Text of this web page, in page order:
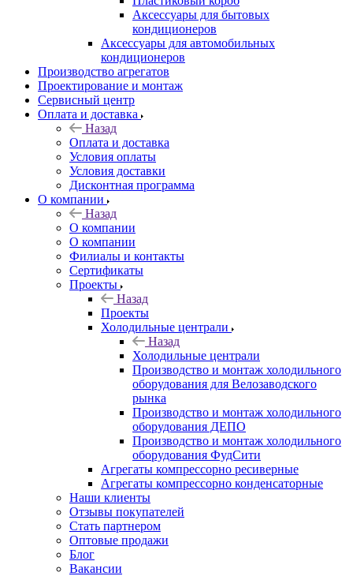
Аксессуары для бытовых
кондиционеров
Аксессуары для автомобильных
кондиционеров
Производство агрегатов
Проектирование и монтаж
Сервисный центр
Оплата и доставка
Назад
Оплата и доставка
Условия оплаты
Условия доставки
Дисконтная программа
О компании
Назад
О компании
О компании
Филиалы и контакты
Сертификаты
Проекты
Назад
Проекты
Холодильные централи
Назад
Холодильные централи
Производство и монтаж холодильного
оборудования для Велозаводского
рынка
Производство и монтаж холодильного
оборудования ДЕПО
Производство и монтаж холодильного
оборудования ФудСити
Агрегаты компрессорно ресиверные
Агрегаты компрессорно конденсаторные
Наши клиенты
Отзывы покупателей
Стать партнером
Оптовые продажи
Блог
Вакансии